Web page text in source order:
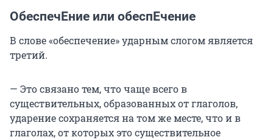
ОбеспечЕние или обеспЕчение
В слове «обеспечение» ударным слогом является
третий.
— Это связано тем, что чаще всего в
существительных, образованных от глаголов,
ударение сохраняется на том же месте, что и в
глаголах, от которых это существительное